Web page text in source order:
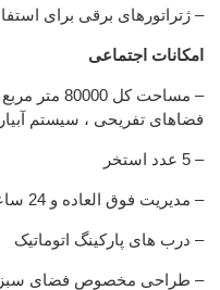
– ژتراتورهای برقی برای
امکانات اجتماعی
فضاهای تفریحی ، سیستم
– 5 عدد استخر
– مدیریت فوق العاده و 24 ساعته ، تیم نگهبانی آموزش دیده شده
– درب های پارکینگ اتوماتیک
– طراحی مخصوص فضای سبز